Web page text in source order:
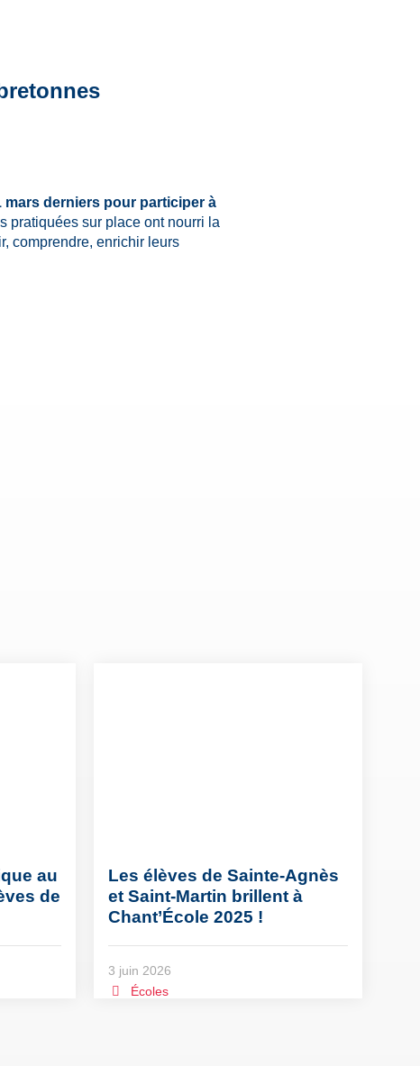
mars derniers pour participer à
pratiquées sur place ont nourri la
comprendre, enrichir leurs
au
de
Les élèves de Sainte-Agnès
et Saint-Martin brillent à
Chant’École 2025 !
3 juin 2026
Écoles